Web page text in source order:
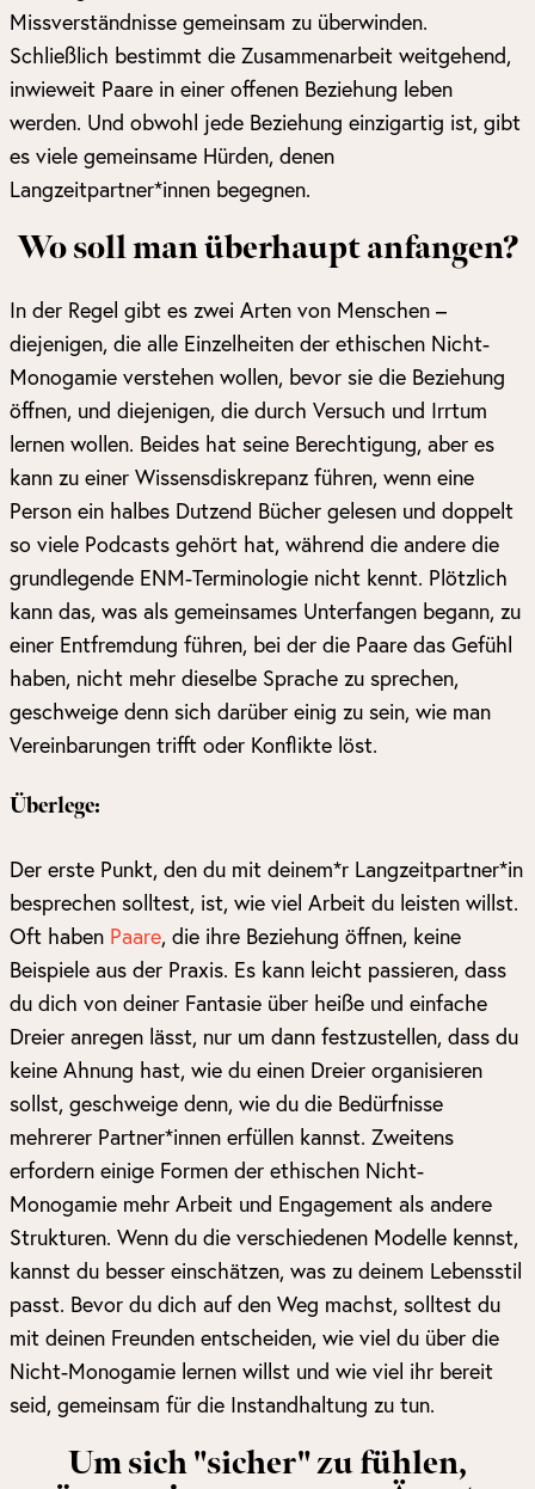
Missverständnisse gemeinsam zu überwinden.
Schließlich bestimmt die Zusammenarbeit weitgehend,
inwieweit Paare in einer offenen Beziehung leben
werden. Und obwohl jede Beziehung einzigartig ist, gibt
es viele gemeinsame Hürden, denen
Langzeitpartner*innen begegnen.
Wo soll man überhaupt anfangen?
In der Regel gibt es zwei Arten von Menschen –
diejenigen, die alle Einzelheiten der ethischen Nicht-
Monogamie verstehen wollen, bevor sie die Beziehung
öffnen, und diejenigen, die durch Versuch und Irrtum
lernen wollen. Beides hat seine Berechtigung, aber es
kann zu einer Wissensdiskrepanz führen, wenn eine
Person ein halbes Dutzend Bücher gelesen und doppelt
so viele Podcasts gehört hat, während die andere die
grundlegende ENM-Terminologie nicht kennt. Plötzlich
kann das, was als gemeinsames Unterfangen begann, zu
einer Entfremdung führen, bei der die Paare das Gefühl
haben, nicht mehr dieselbe Sprache zu sprechen,
geschweige denn sich darüber einig zu sein, wie man
Vereinbarungen trifft oder Konflikte löst.
Überlege:
Der erste Punkt, den du mit deinem*r Langzeitpartner*in
besprechen solltest, ist, wie viel Arbeit du leisten willst.
Oft haben Paare, die ihre Beziehung öffnen, keine
Beispiele aus der Praxis. Es kann leicht passieren, dass
du dich von deiner Fantasie über heiße und einfache
Dreier anregen lässt, nur um dann festzustellen, dass du
keine Ahnung hast, wie du einen Dreier organisieren
sollst, geschweige denn, wie du die Bedürfnisse
mehrerer Partner*innen erfüllen kannst. Zweitens
erfordern einige Formen der ethischen Nicht-
Monogamie mehr Arbeit und Engagement als andere
Strukturen. Wenn du die verschiedenen Modelle kennst,
kannst du besser einschätzen, was zu deinem Lebensstil
passt. Bevor du dich auf den Weg machst, solltest du
mit deinen Freunden entscheiden, wie viel du über die
Nicht-Monogamie lernen willst und wie viel ihr bereit
seid, gemeinsam für die Instandhaltung zu tun.
Um sich "sicher" zu fühlen,